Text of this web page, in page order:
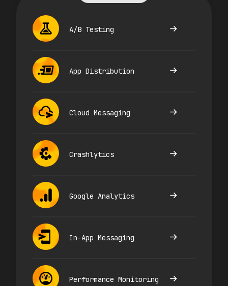
A/B Testing
App Distribution
Cloud Messaging
Crashlytics
Google Analytics
In-App Messaging
Performance Monitoring